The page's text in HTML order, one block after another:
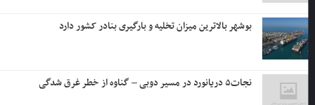
بوشهر بالاترین میزان تخلیه و بارگیری بنادر کشور دارد
نجات۵ دریانورد در مسیر دوبی – گناوه از خطر غرق شدگی